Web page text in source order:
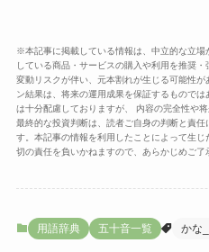
※本記事に掲載している情報は、中立的な立
している商品・サービスの購入や利用を推奨
変動リスクが伴い、元本割れが生じる可能性
ン結果は、将来の運用成果を保証するもので
は十分配慮しておりますが、 内容の完全性や
最終的な投資判断は、読者ご自身の判断と責
す。本記事の情報を利用したことによって生
切の責任を負いかねますので、あらかじめご了
用語辞典 五十音一覧 かな